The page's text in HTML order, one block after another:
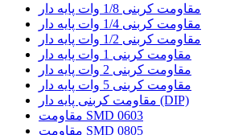
مقاومت کربنی 1/8 وات پایه دار
مقاومت کربنی 1/4 وات پایه دار
مقاومت کربنی 1/2 وات پایه دار
مقاومت کربنی 1 وات پایه دار
مقاومت کربنی 2 وات پایه دار
مقاومت کربنی 5 وات پایه دار
مقاومت کربنی پایه دار (DIP)
مقاومت SMD 0603
مقاومت SMD 0805